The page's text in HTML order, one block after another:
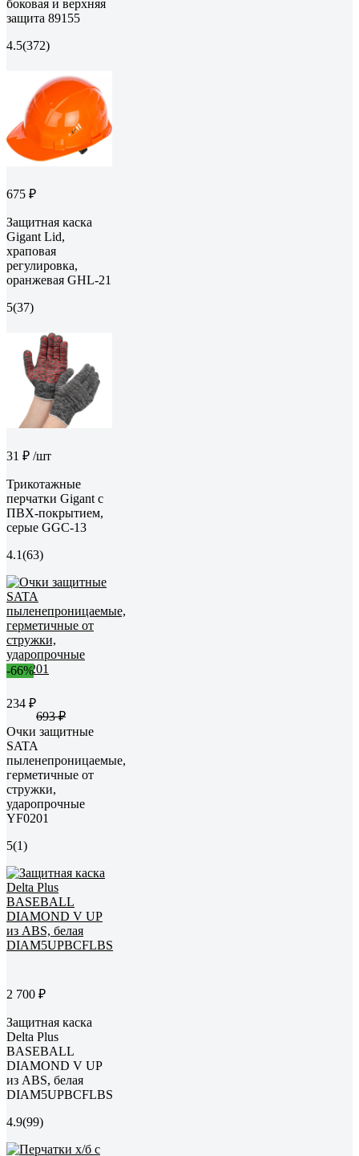
боковая и верхняя
защита 89155
4.5(372)
675 ₽
Защитная каска
Gigant Lid,
храповая
регулировка,
оранжевая GHL-21
5(37)
31 ₽ /шт
Трикотажные
перчатки Gigant с
ПВХ-покрытием,
серые GGC-13
4.1(63)
-66%
234 ₽
693 ₽
Очки защитные
SATA
пыленепроницаемые,
герметичные от
стружки,
ударопрочные
YF0201
5(1)
2 700 ₽
Защитная каска
Delta Plus
BASEBALL
DIAMOND V UP
из ABS, белая
DIAM5UPBCFLBS
4.9(99)